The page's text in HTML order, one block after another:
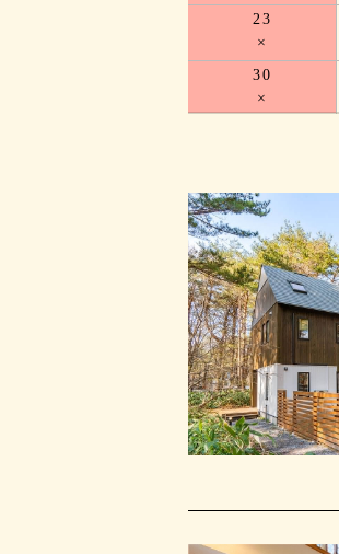
23
×
30
×